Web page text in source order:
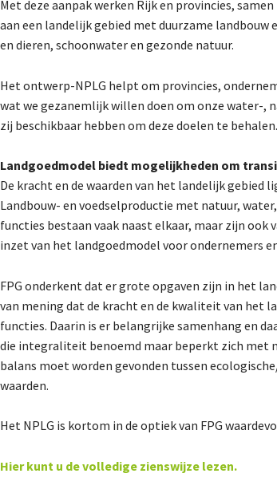
Met deze aanpak werken Rijk en provincies,
aan een landelijk gebied met duurzame
en dieren, schoonwater en gezonde natuur.
Het ontwerp-NPLG helpt om provincies,
wat we gezanemlijk willen doen om onze water-,
zij beschikbaar hebben om deze doelen te behalen.
Landgoedmodel biedt mogelijkheden om
De kracht en de waarden van het landelijk gebied
Landbouw- en voedselproductie met natuur,
functies bestaan vaak naast elkaar, maar zijn ook
inzet van het landgoedmodel voor ondernemers
FPG onderkent dat er grote opgaven zijn in het
van mening dat de kracht en de kwaliteit van het
functies. Daarin is er belangrijke samenhang en
die integraliteit benoemd maar beperkt zich met
balans moet worden gevonden tussen
waarden.
Het NPLG is kortom in de optiek van FPG
Hier kunt u de volledige zienswijze lezen.